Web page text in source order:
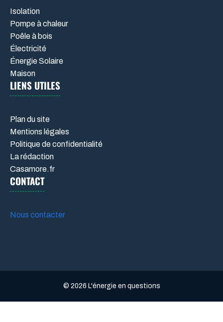
Isolation
Pompe à chaleur
Poêle à bois
Électricité
Énergie Solaire
Maison
LIENS UTILES
Plan du site
Mentions légales
Politique de confidentialité
La rédaction
Casamore.fr
CONTACT
Nous contacter
© 2026 L'énergie en questions